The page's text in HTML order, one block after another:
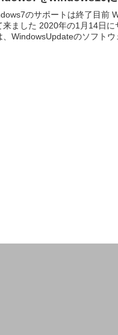
のサポートは終了目前
来ました 2020年の1月14日
、WindowsUpdateのソフト